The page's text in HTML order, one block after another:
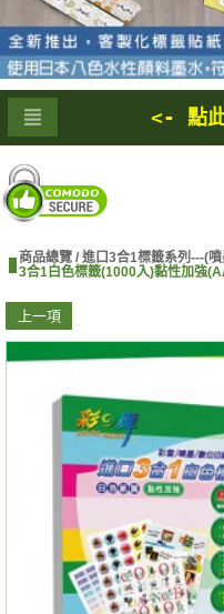
<- 點
商品總覽 / 進口3合1標籤系列---(
3合1白色標籤(1000入)黏性加強
上一項